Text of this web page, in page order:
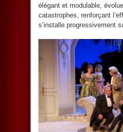
élégant et modulable,
catastrophes, renforçant
s’installe progressivement